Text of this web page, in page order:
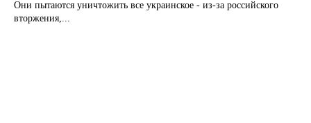
Они пытаются уничтожить все украинское - из-за российского
вторжения,...